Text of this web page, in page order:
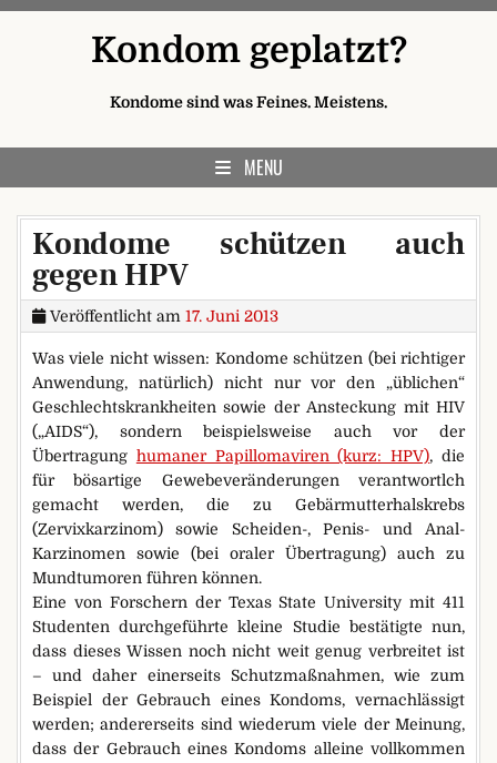
Kondom geplatzt?
Kondome sind was Feines. Meistens.
MENU
Kondome schützen auch
gegen HPV
Veröffentlicht am 17. Juni 2013
Was viele nicht wissen: Kondome schützen (bei richtiger
Anwendung, natürlich) nicht nur vor den „üblichen“
Geschlechtskrankheiten sowie der Ansteckung mit HIV
(„AIDS“), sondern beispielsweise auch vor der
Übertragung humaner Papillomaviren (kurz: HPV), die
für bösartige Gewebeveränderungen verantwortlch
gemacht werden, die zu Gebärmutterhalskrebs
(Zervixkarzinom) sowie Scheiden-, Penis- und Anal-
Karzinomen sowie (bei oraler Übertragung) auch zu
Mundtumoren führen können.
Eine von Forschern der Texas State University mit 411
Studenten durchgeführte kleine Studie bestätigte nun,
dass dieses Wissen noch nicht weit genug verbreitet ist
– und daher einerseits Schutzmaßnahmen, wie zum
Beispiel der Gebrauch eines Kondoms, vernachlässigt
werden; andererseits sind wiederum viele der Meinung,
dass der Gebrauch eines Kondoms alleine vollkommen